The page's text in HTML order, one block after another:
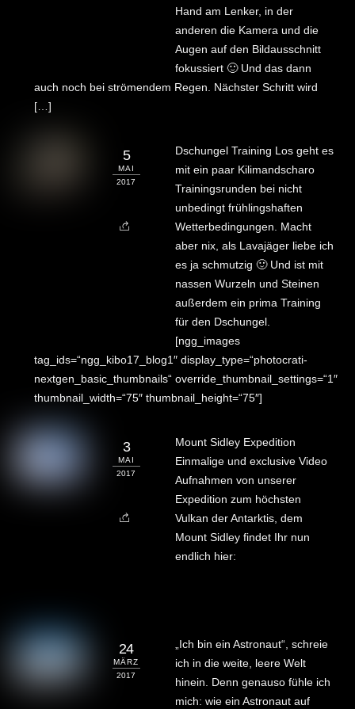
Hand am Lenker, in der
anderen die Kamera und die
Augen auf den Bildausschnitt
fokussiert 🙂 Und das dann
auch noch bei strömendem Regen. Nächster Schritt wird
[…]
5
MAI
2017
Dschungel Training Los geht es
mit ein paar Kilimandscharo
Trainingsrunden bei nicht
unbedingt frühlingshaften
Wetterbedingungen. Macht
aber nix, als Lavajäger liebe ich
es ja schmutzig 🙂 Und ist mit
nassen Wurzeln und Steinen
außerdem ein prima Training
für den Dschungel.
[ngg_images
tag_ids=“ngg_kibo17_blog1″ display_type=“photocrati-
nextgen_basic_thumbnails“ override_thumbnail_settings=“1″
thumbnail_width=“75″ thumbnail_height=“75″]
3
MAI
2017
Mount Sidley Expedition
Einmalige und exclusive Video
Aufnahmen von unserer
Expedition zum höchsten
Vulkan der Antarktis, dem
Mount Sidley findet Ihr nun
endlich hier:
24
MÄRZ
2017
„Ich bin ein Astronaut“, schreie
ich in die weite, leere Welt
hinein. Denn genauso fühle ich
mich: wie ein Astronaut auf